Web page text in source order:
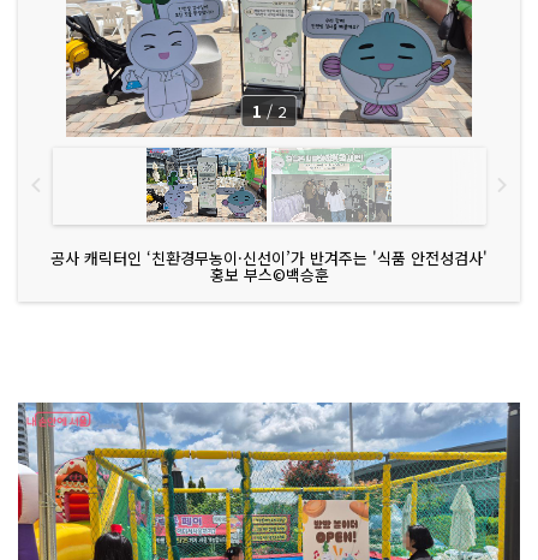
공사 캐릭터인 ‘친환경무농이·신선이’가 반겨주는 '식품 안전성검사'
홍보 부스©백승훈
1 / 2